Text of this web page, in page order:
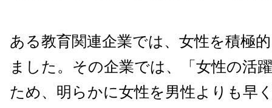
ある教育関連企業では、女性を積極
ました。 その企業では、「女性の活躍
ため、明らかに女性を男性よりも早